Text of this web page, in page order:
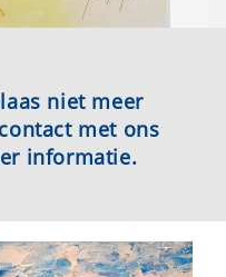
niet meer
met ons
informatie.